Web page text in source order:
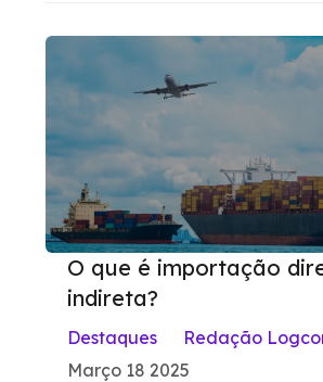
O que é importação
indireta?
Destaques
Redação
Março 18 2025